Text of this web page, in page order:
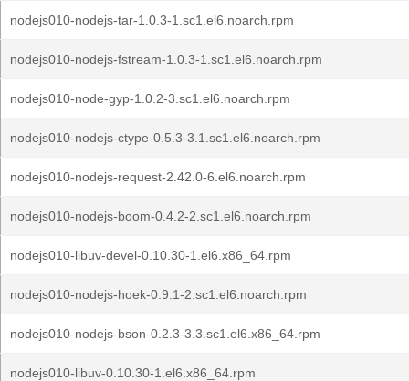
nodejs010-nodejs-tar-1.0.3-1.sc1.el6.noarch.rpm
nodejs010-nodejs-fstream-1.0.3-1.sc1.el6.noarch.rpm
nodejs010-node-gyp-1.0.2-3.sc1.el6.noarch.rpm
nodejs010-nodejs-ctype-0.5.3-3.1.sc1.el6.noarch.rpm
nodejs010-nodejs-request-2.42.0-6.el6.noarch.rpm
nodejs010-nodejs-boom-0.4.2-2.sc1.el6.noarch.rpm
nodejs010-libuv-devel-0.10.30-1.el6.x86_64.rpm
nodejs010-nodejs-hoek-0.9.1-2.sc1.el6.noarch.rpm
nodejs010-nodejs-bson-0.2.3-3.3.sc1.el6.x86_64.rpm
nodejs010-libuv-0.10.30-1.el6.x86_64.rpm